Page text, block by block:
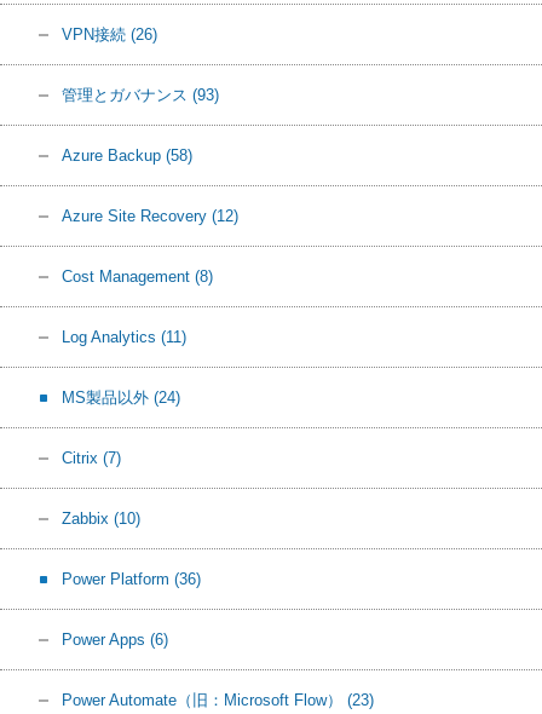
VPN接続 (26)
管理とガバナンス (93)
Azure Backup (58)
Azure Site Recovery (12)
Cost Management (8)
Log Analytics (11)
MS製品以外 (24)
Citrix (7)
Zabbix (10)
Power Platform (36)
Power Apps (6)
Power Automate（旧：Microsoft Flow） (23)